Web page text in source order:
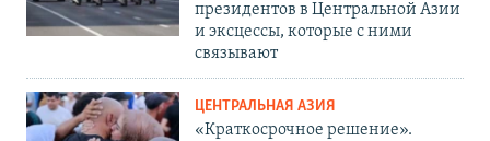
президентов в Центральной Азии
и эксцессы, которые с ними
связывают
ЦЕНТРАЛЬНАЯ АЗИЯ
«Краткосрочное решение».